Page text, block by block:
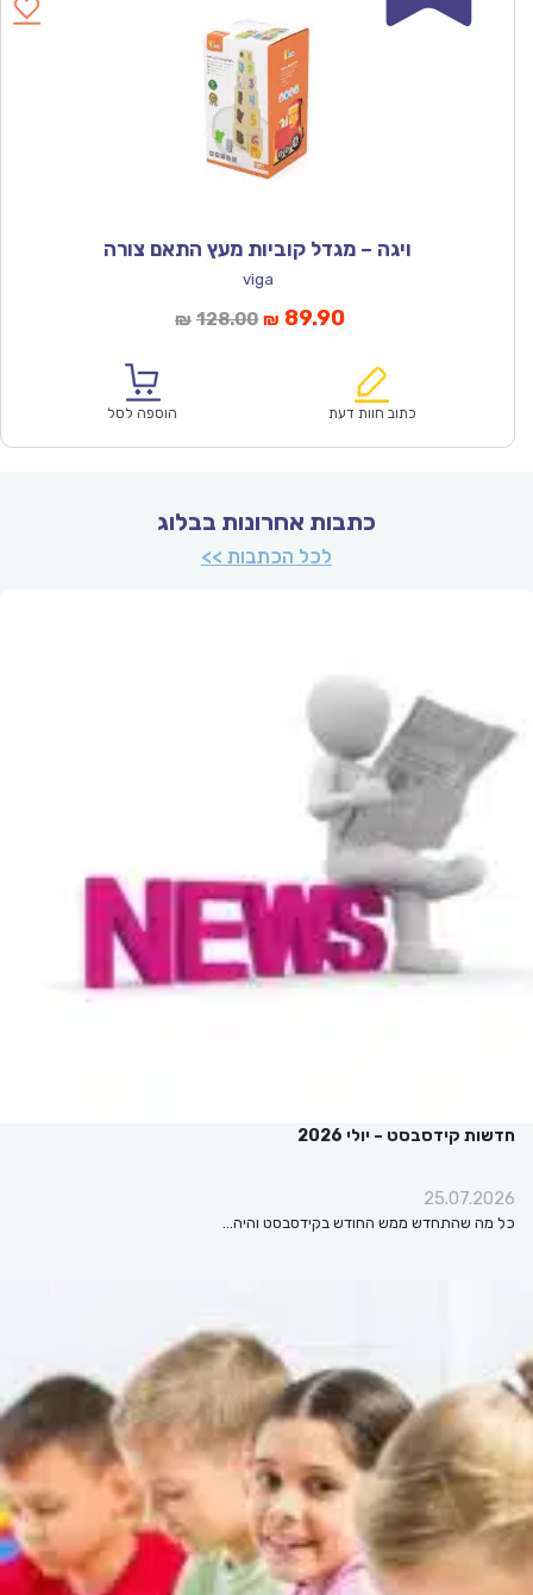
ויגה – מגדל קוביות מעץ התאם צורה
viga
₪ 128.00המחיר
₪128.00.
₪ 89.90המחיר
הוא:
כתוב חוות דעת הוספה לסל
כתבות אחרונות בבלוג
לכל הכתבות >>
חדשות קידסבסט – יולי 2026
25.07.2026
כל מה שהתחדש ממש החודש בקידסבסט והיה…